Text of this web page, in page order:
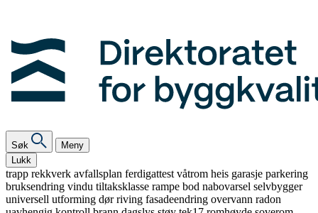
Søk
Meny
Lukk
trapp rekkverk avfallsplan ferdigattest våtrom heis garasje parkering
bruksendring vindu tiltaksklasse rampe bod nabovarsel selvbygger
universell utforming dørriving fasadeendring overvann radon